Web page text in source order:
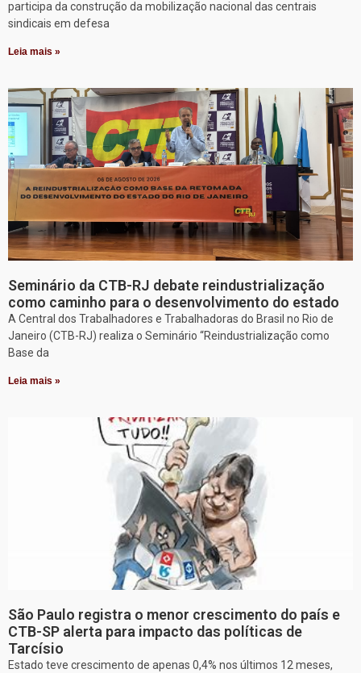
participa da construção da mobilização nacional das centrais
sindicais em defesa
Leia mais »
Seminário da CTB-RJ debate reindustrialização
como caminho para o desenvolvimento do estado
A Central dos Trabalhadores e Trabalhadoras do Brasil no Rio de
Janeiro (CTB-RJ) realiza o Seminário “Reindustrialização como
Base da
Leia mais »
São Paulo registra o menor crescimento do país e
CTB-SP alerta para impacto das políticas de
Tarcísio
Estado teve crescimento de apenas 0,4% nos últimos 12 meses,